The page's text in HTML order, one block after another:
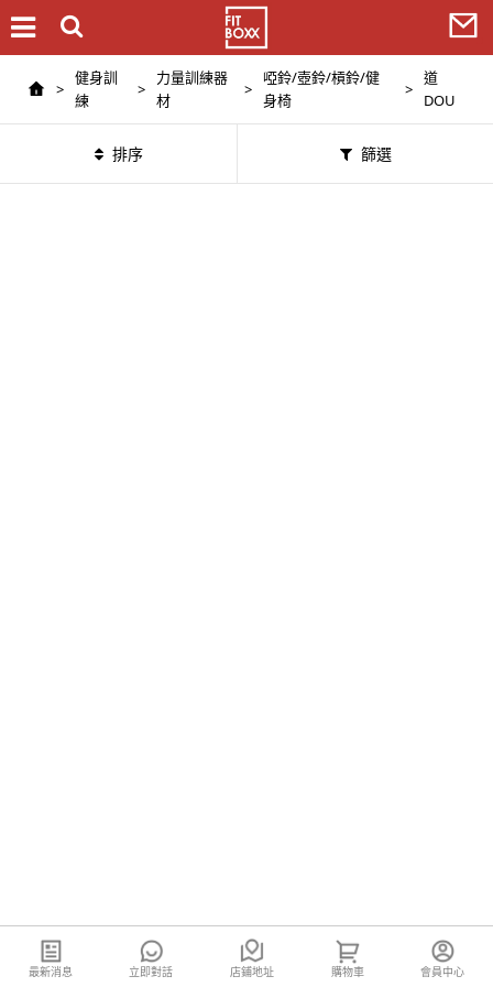
>
健身訓
練
>
力量訓練器
材
>
啞鈴/壺鈴/槓鈴/健
身椅
>
道
DOU
排序 篩選
最新消息 立即對話 店鋪地址 購物車 會員中心